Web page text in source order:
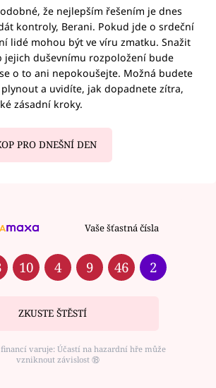
že nejlepším řešením je dnes
kontroly, Berani. Pokud jde o srdeční
lidé mohou být ve víru zmatku. Snažit
jejich duševnímu rozpoložení bude
o to ani nepokoušejte. Možná budete
a uvidíte, jak dopadnete zítra,
zásadní kroky.
PRO DNEŠNÍ DEN
Vaše šťastná čísla
10 4 9 46 2
ZKUSTE ŠTĚSTÍ
varuje: Účastí na hazardní hře může
vzniknout závislost ⑱